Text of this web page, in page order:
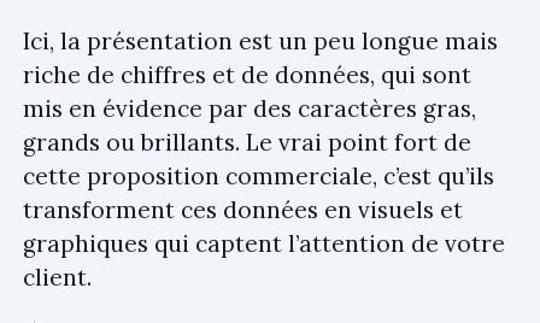
Ici, la présentation est un peu longue mais
riche de chiffres et de données, qui sont
mis en évidence par des caractères gras,
grands ou brillants. Le vrai point fort de
cette proposition commerciale, c’est qu’ils
transforment ces données en visuels et
graphiques qui captent l’attention de votre
client.